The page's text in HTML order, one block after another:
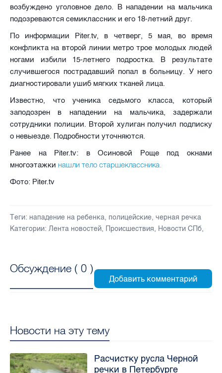
возбуждено уголовное дело. В нападении на мальчика
подозреваются семиклассник и его 18-летний друг.
По информации Piter.tv, в четверг, 5 мая, во время
конфликта на второй линии метро трое молодых людей
ногами избили 15-летнего подростка. В результате
случившегося пострадавший попал в больницу. У него
диагностировали ушиб мягких тканей лица.
Известно, что ученика седьмого класса, который
заподозрен в нападении на мальчика, задержали
сотрудники полиции. Второй хулиган получил подписку
о невыезде. Подробности уточняются.
Ранее на Piter.tv: в Осиновой Роще под окнами
многоэтажки нашли тело старшеклассника.
Фото: Piter.tv
Теги: нападение на ребенка, полицейские, черная речка
Категории: Лента новостей, Происшествия, Новости СПб,
Обсуждение ( 0 )
Новости на эту тему
Расчистку русла Черной
речки в Петербурге